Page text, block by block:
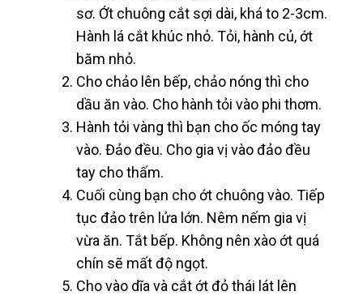
sơ. Ớt chuông cắt sợi dài, khá to 2-3cm.
Hành lá cắt khúc nhỏ. Tỏi, hành củ, ớt
băm nhỏ.
Cho chảo lên bếp, chảo nóng thì cho
dầu ăn vào. Cho hành tỏi vào phi thơm.
Hành tỏi vàng thì bạn cho ốc móng tay
vào. Đảo đều. Cho gia vị vào đảo đều
tay cho thấm.
Cuối cùng bạn cho ớt chuông vào. Tiếp
tục đảo trên lửa lớn. Nêm nếm gia vị
vừa ăn. Tắt bếp. Không nên xào ớt quá
chín sẽ mất độ ngọt.
Cho vào dĩa và cắt ớt đỏ thái lát lên